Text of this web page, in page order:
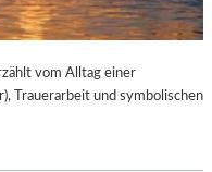
vom Alltag einer
Trauerarbeit und symbolischen